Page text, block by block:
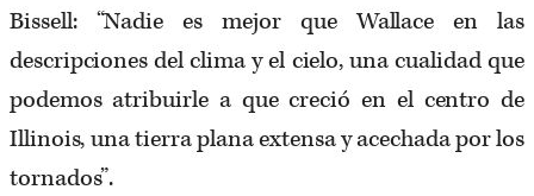
Bissell: “Nadie es mejor que Wallace en las
descripciones del clima y el cielo, una cualidad que
podemos atribuirle a que creció en el centro de
Illinois, una tierra plana extensa y acechada por los
tornados”.